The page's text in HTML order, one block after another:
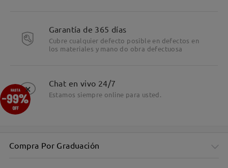
Garantía de 365 días
Cubre cualquier defecto posible en defectos en
los materiales y mano do obra defectuosa
Chat en vivo 24/7
Estamos siempre online para usted.
Compra Por Graduación
×